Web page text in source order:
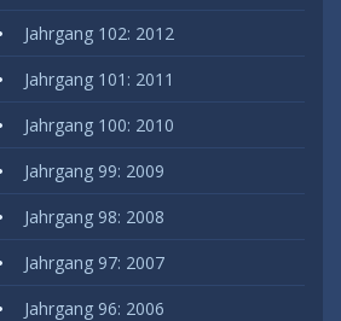
Jahrgang 102: 2012
Jahrgang 101: 2011
Jahrgang 100: 2010
Jahrgang 99: 2009
Jahrgang 98: 2008
Jahrgang 97: 2007
Jahrgang 96: 2006